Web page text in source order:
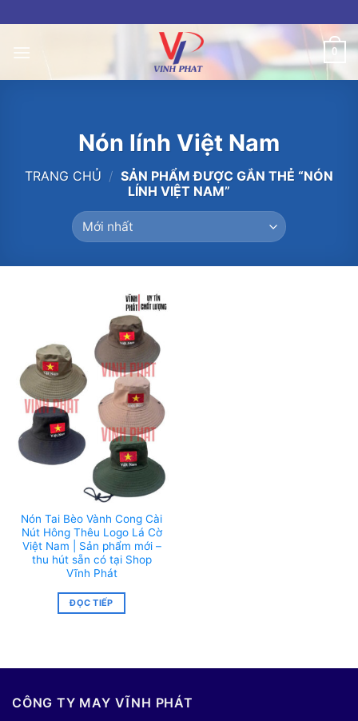
to
content
0
Nón lính Việt Nam
TRANG CHỦ / SẢN PHẨM ĐƯỢC GẮN THẺ “NÓN
LÍNH VIỆT NAM”
Nón Tai Bèo Vành Cong Cài
Nút Hông Thêu Logo Lá Cờ
Việt Nam | Sản phẩm mới –
thu hút sẵn có tại Shop
Vĩnh Phát
ĐỌC TIẾP
CÔNG TY MAY VĨNH PHÁT